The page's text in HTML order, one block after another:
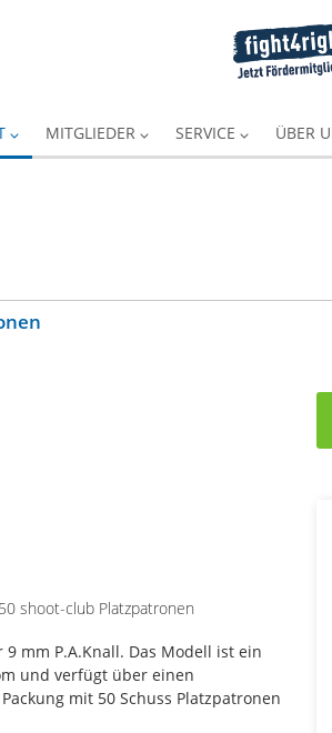
MITGLIEDER SERVICE ÜBER
shoot-club Platzpatronen
9 mm P.A.Knall. Das Modell ist ein
und verfügt über einen
mit 50 Schuss Platzpatronen